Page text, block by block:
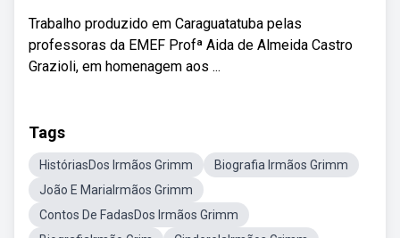
Trabalho produzido em Caraguatatuba pelas
professoras da EMEF Profª Aida de Almeida Castro
Grazioli, em homenagem aos ...
Tags
HistóriasDos Irmãos Grimm
Biografia Irmãos Grimm
João E MariaIrmãos Grimm
Contos De FadasDos Irmãos Grimm